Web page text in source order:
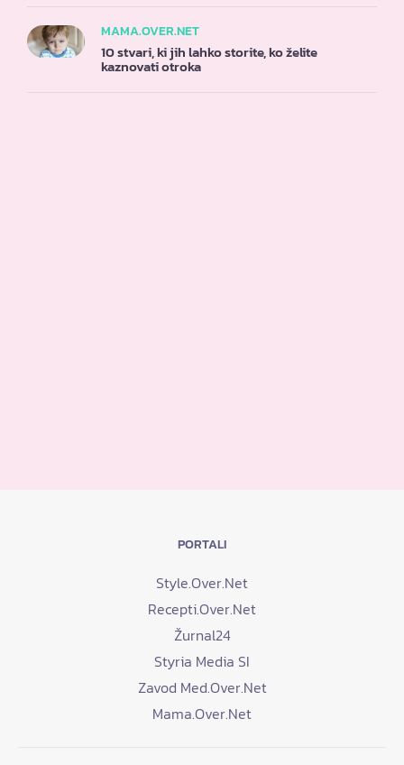
MAMA.OVER.NET
10 stvari, ki jih lahko storite, ko želite
kaznovati otroka
PORTALI
Style.Over.Net
Recepti.Over.Net
Žurnal24
Styria Media SI
Zavod Med.Over.Net
Mama.Over.Net